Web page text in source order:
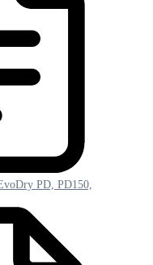
PD, PD150,